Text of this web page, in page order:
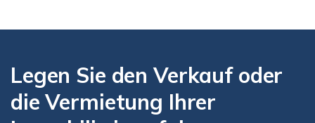
Legen Sie den Verkauf oder
die Vermietung Ihrer